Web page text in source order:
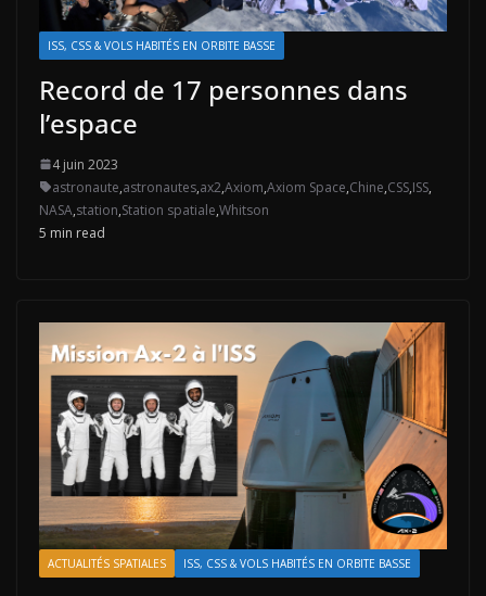
ISS, CSS & VOLS HABITÉS EN ORBITE BASSE
Record de 17 personnes dans
l’espace
4 juin 2023
astronaute,astronautes,ax2,Axiom,Axiom Space,Chine,CSS,ISS,
NASA,station,Station spatiale,Whitson
5 min read
ACTUALITÉS SPATIALES ISS, CSS & VOLS HABITÉS EN ORBITE BASSE